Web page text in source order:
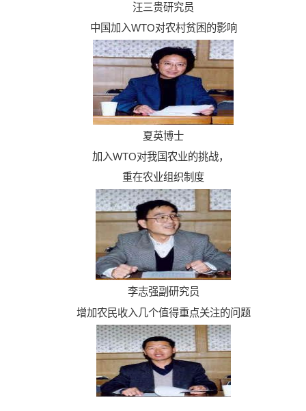
汪三贵研究员
中国加入WTO对农村贫困的影响
夏英博士
加入WTO对我国农业的挑战，
重在农业组织制度
李志强副研究员
增加农民收入几个值得重点关注的问题